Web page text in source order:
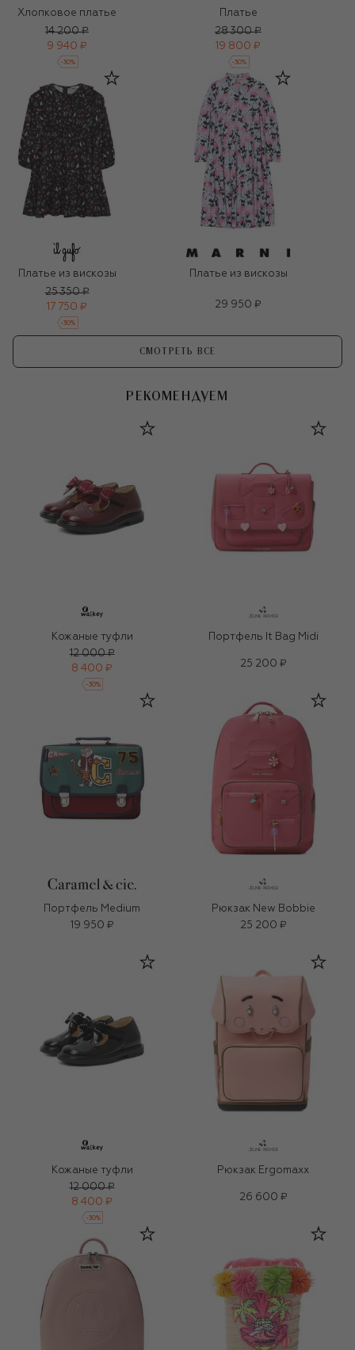
Хлопковое платье
14 200 ₽
9 940 ₽
-30%
Платье
28 300 ₽
19 800 ₽
-30%
Платье из вискозы
25 350 ₽
17 750 ₽
-30%
Платье из вискозы
29 950 ₽
СМОТРЕТЬ ВСЕ
РЕКОМЕНДУЕМ
Кожаные туфли
12 000 ₽
8 400 ₽
-30%
Портфель It Bag Midi
25 200 ₽
Портфель Medium
19 950 ₽
Рюкзак New Bobbie
25 200 ₽
Кожаные туфли
12 000 ₽
8 400 ₽
-30%
Рюкзак Ergomaxx
26 600 ₽